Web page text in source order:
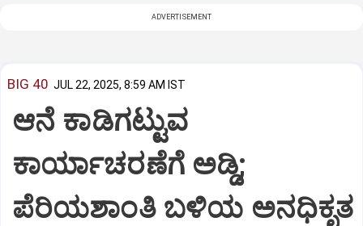
ADVERTISEMENT
BIG 40 JUL 22, 2025, 8:59 AM IST
ಆನೆ ಕಾಡಿಗಟ್ಟುವ
ಕಾರ್ಯಾಚರಣೆಗೆ ಅಡ್ಡಿ;
ಪೆರಿಯಶಾಂತಿ ಬಳಿಯ ಅನಧಿಕೃತ